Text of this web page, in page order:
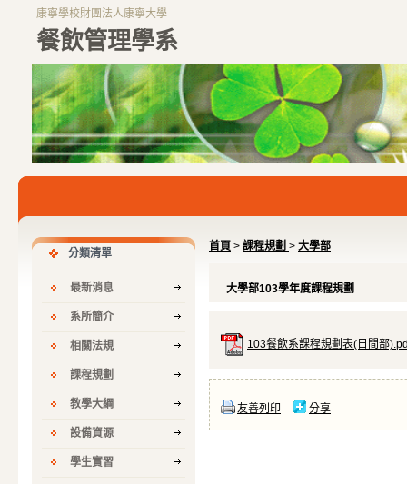
餐飲管理學系
康寧學校財團法人康寧大學
分類清單
最新消息
系所簡介
相關法規
課程規劃
教學大綱
設備資源
學生實習
首頁 > 課程規劃 > 大學部
大學部103學年度課程規劃
103餐飲系課程規劃表(日間部
友善列印 分享